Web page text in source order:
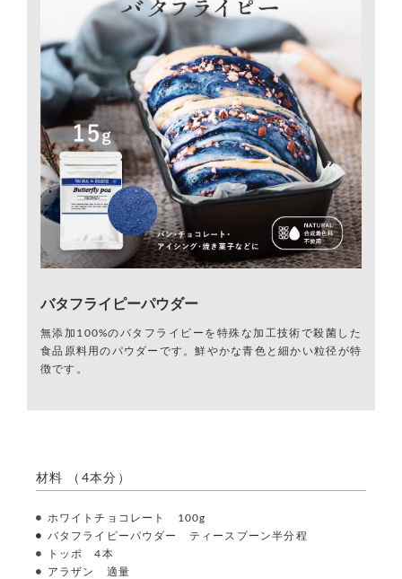
バタフライピーパウダー
無添加100%のバタフライピーを特殊な加工技術で殺菌した
食品原料用のパウダーです。鮮やかな青色と細かい粒径が特
徴です。
材料 （4本分）
ホワイトチョコレート 100g
バタフライピーパウダー ティースプーン半分程
トッポ 4本
アラザン 適量